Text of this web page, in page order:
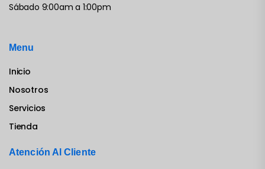
Sábado 9:00am a 1:00pm
Menu
Inicio
Nosotros
Servicios
Tienda
Atención Al Cliente